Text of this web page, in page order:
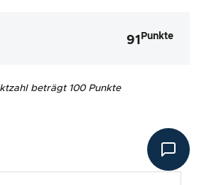
91 Punkte
beträgt 100 Punkte